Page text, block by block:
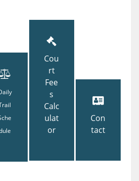
Cou
rt
Fee
s
Calc
ulat
or
Con
tact